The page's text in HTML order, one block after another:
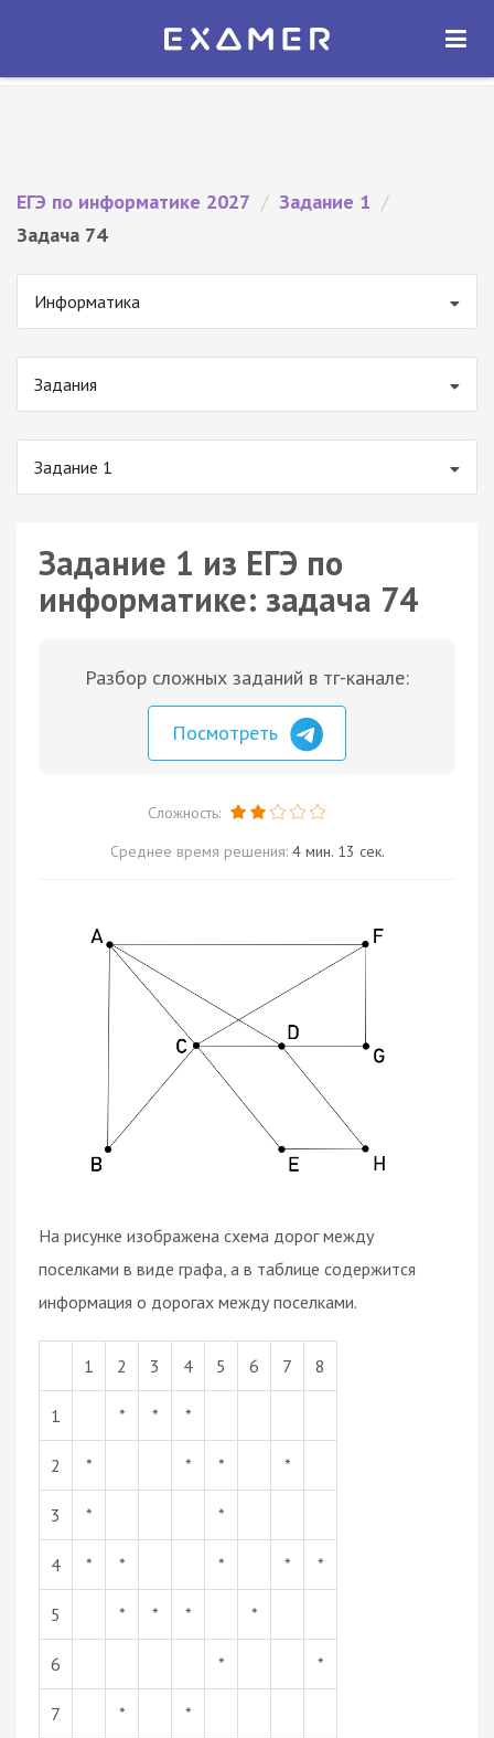
Экзамер — ЕГЭ 2027
ОТКРЫТЬ
ЕГЭ по информатике 2027 / Задание 1 /
Задача 74
Информатика
Задания
Задание 1
Задание 1 из ЕГЭ по
информатике: задача 74
Разбор сложных заданий в тг-канале:
Посмотреть
Сложность:
Среднее время решения: 4 мин. 13 сек.
На рисунке изображена схема дорог между
поселками в виде графа, а в таблице содержится
информация о дорогах между поселками.
1 2 3 4 5 6 7 8
1 * * *
2 * * * *
3 * *
4 * * * * *
5 * * * *
6 * *
7 * *